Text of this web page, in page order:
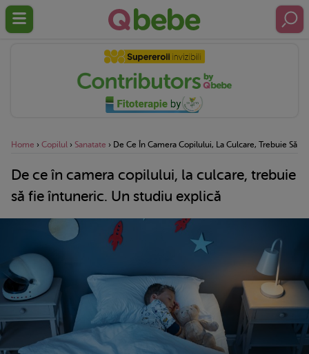
Home › Copilul › Sanatate › De Ce În Camera Copilului, La Culcare, Trebuie Să
De ce în camera copilului, la culcare, trebuie
să fie întuneric. Un studiu explică